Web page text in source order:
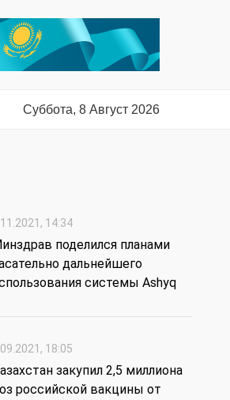
Суббота, 8 Август 2026
14:34
поделился планами
дальнейшего
системы Ashyq
18:05
закупил 2,5 миллиона
российской вакцины от